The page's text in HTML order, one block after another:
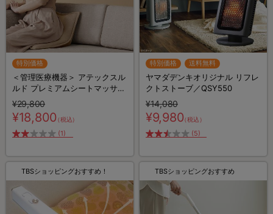
特別価格
＜管理医療機器＞ アテックスル
ルド プレミアムシートマッサー
ジャー
¥29,800
¥18,800（税込）
(1)
特別価格 送料無料
ヤマダデンキオリジナル リフレ
クトストーブ／QSY550
¥14,080
¥9,980（税込）
(5)
TBSショッピングおすすめ！ TBSショッピングおすすめ